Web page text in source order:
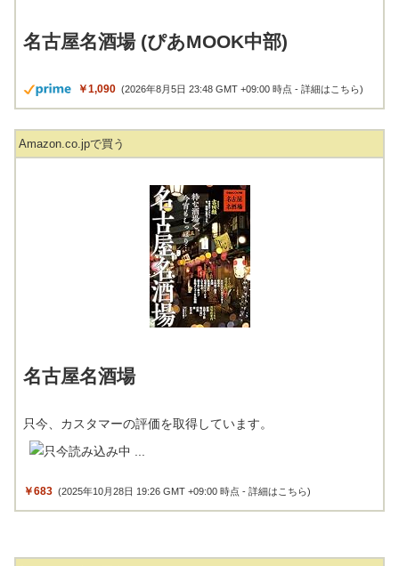
名古屋名酒場 (ぴあMOOK中部)
￥1,090 (2026年8月5日 23:48 GMT +09:00 時点 -詳細はこちら)
Amazon.co.jpで買う
名古屋名酒場
只今、カスタマーの評価を取得しています。